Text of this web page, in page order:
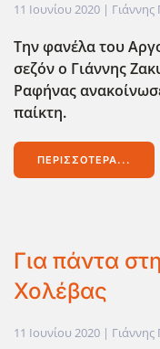
11 Ιουνίου 2020 | Γιάννης
Την φανέλα του
σεζόν ο Γιάννης
Ραφήνας
παίκτη.
ΠΕΡΙΣΣΌΤΕΡΑ...
Για πάντα
Χολέβας
11 Ιουνίου 2020 | Γιάννης